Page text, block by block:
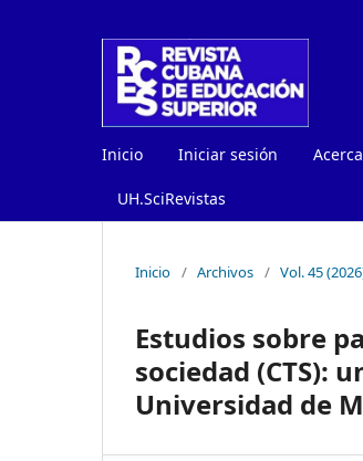
Inicio Iniciar sesión
UH.SciRevistas
Inicio / Archivos / Vol. 45
Estudios sobre
sociedad (CTS):
Universidad de